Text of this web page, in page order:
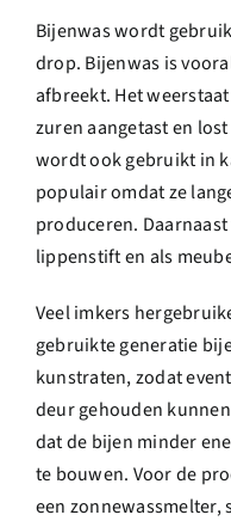
English
Bijenwas wordt
drop. Bijenwas is
afbreekt. Het
zuren aangetast en
wordt ook gebruikt in
populair omdat ze
produceren.
lippenstift en als
Veel imkers
gebruikte generatie
kunstraten, zodat
deur gehouden
dat de bijen minder
te bouwen. Voor de
een zonnewassmelter,